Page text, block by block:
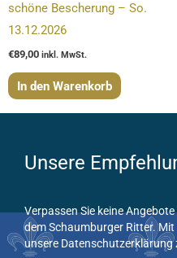
schöne Bescherung – So.
13.12.2026
€89,00 inkl. MwSt.
In den Warenkorb
Unsere
Verpassen Sie keine
dem Schaumburger Ritter.
unsere Datenschutzerklärung